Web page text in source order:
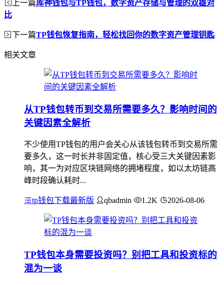
上一篇库神钱包与TP钱包，数字资产存储与管理的双雄对
比
下一篇TP钱包恢复指南，轻松找回你的数字资产管理钥匙
相关文章
从TP钱包转币到交易所需要多久？影响时间的
关键因素全解析
不少使用TP钱包的用户会关心从该钱包转币到交易所需
要多久，这一时长并非固定值，核心受三大关键因素影
响，其一为对应区块链网络的拥堵程度，如以太坊链高
峰时段确认耗时...
tp钱包下载最新版 qbadmin 1.2K 2026-08-06
TP钱包本身需要投资吗？别把工具和投资标的
混为一谈